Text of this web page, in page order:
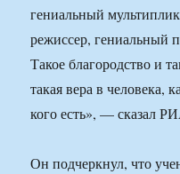
гениальный
режиссер, гениальный
Такое благородство и
такая вера в человека,
кого есть», — сказал
Он подчеркнул, что